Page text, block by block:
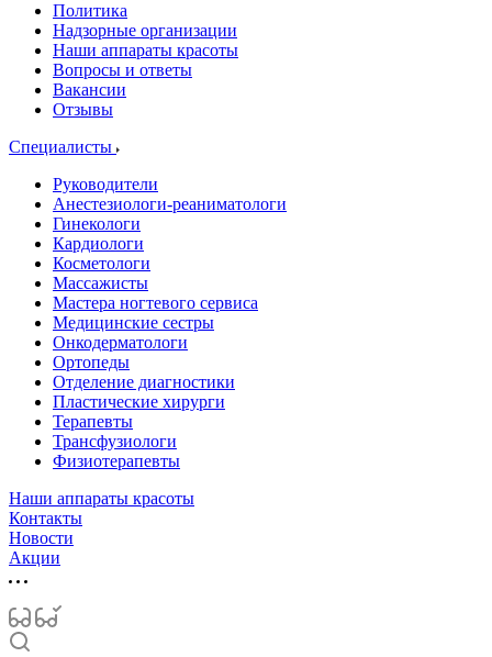
Политика
Надзорные организации
Наши аппараты красоты
Вопросы и ответы
Вакансии
Отзывы
Специалисты
Руководители
Анестезиологи-реаниматологи
Гинекологи
Кардиологи
Косметологи
Массажисты
Мастера ногтевого сервиса
Медицинские сестры
Онкодерматологи
Ортопеды
Отделение диагностики
Пластические хирурги
Терапевты
Трансфузиологи
Физиотерапевты
Наши аппараты красоты
Контакты
Новости
Акции